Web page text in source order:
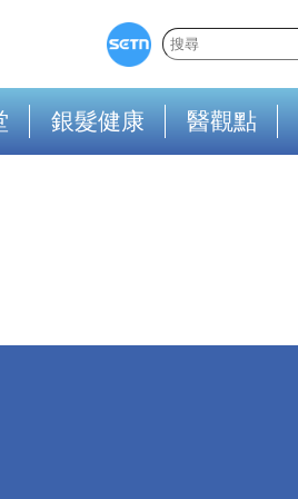
銀髮健康 醫觀點